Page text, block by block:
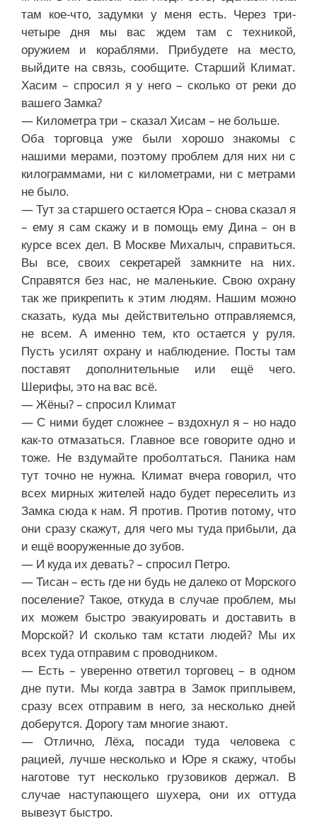
там кое-что, задумки у меня есть. Через три-
четыре дня мы вас ждем там с техникой,
оружием и кораблями. Прибудете на место,
выйдите на связь, сообщите. Старший Климат.
Хасим – спросил я у него – сколько от реки до
вашего Замка?
— Километра три – сказал Хисам – не больше.
Оба торговца уже были хорошо знакомы с
нашими мерами, поэтому проблем для них ни с
килограммами, ни с километрами, ни с метрами
не было.
— Тут за старшего остается Юра – снова сказал я
– ему я сам скажу и в помощь ему Дина – он в
курсе всех дел. В Москве Михалыч, справиться.
Вы все, своих секретарей замкните на них.
Справятся без нас, не маленькие. Свою охрану
так же прикрепить к этим людям. Нашим можно
сказать, куда мы действительно отправляемся,
не всем. А именно тем, кто остается у руля.
Пусть усилят охрану и наблюдение. Посты там
поставят дополнительные или ещё чего.
Шерифы, это на вас всё.
— Жёны? – спросил Климат
— С ними будет сложнее – вздохнул я – но надо
как-то отмазаться. Главное все говорите одно и
тоже. Не вздумайте проболтаться. Паника нам
тут точно не нужна. Климат вчера говорил, что
всех мирных жителей надо будет переселить из
Замка сюда к нам. Я против. Против потому, что
они сразу скажут, для чего мы туда прибыли, да
и ещё вооруженные до зубов.
— И куда их девать? – спросил Петро.
— Тисан – есть где ни будь не далеко от Морского
поселение? Такое, откуда в случае проблем, мы
их можем быстро эвакуировать и доставить в
Морской? И сколько там кстати людей? Мы их
всех туда отправим с проводником.
— Есть – уверенно ответил торговец – в одном
дне пути. Мы когда завтра в Замок приплывем,
сразу всех отправим в него, за несколько дней
доберутся. Дорогу там многие знают.
— Отлично, Лёха, посади туда человека с
рацией, лучше несколько и Юре я скажу, чтобы
наготове тут несколько грузовиков держал. В
случае наступающего шухера, они их оттуда
вывезут быстро.